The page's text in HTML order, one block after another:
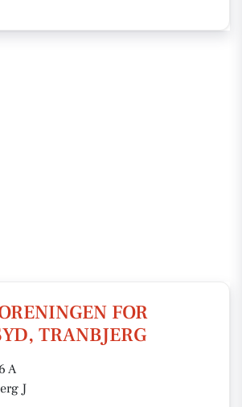
FOR
TRANBJERG
A
J